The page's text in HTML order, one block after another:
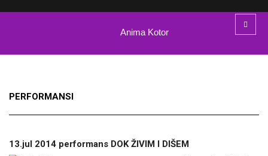
Anima Kotor
PERFORMANSI
13.jul 2014 performans DOK ŽIVIM I DIŠEM